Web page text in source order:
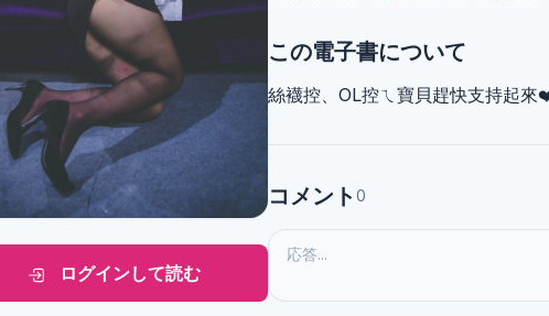
ログインして読む
この電子書について
絲襪控、OL控ㄟ寶貝趕快支持起來
コメント 0